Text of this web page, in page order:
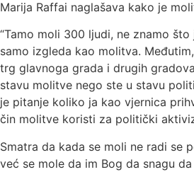
Marija Raffai naglašava kako je
“Tamo moli 300 ljudi, ne znamo
samo izgleda kao molitva.
trg glavnoga grada i drugih
stavu molitve nego ste u stavu
je pitanje koliko ja kao vjernica
čin molitve koristi za politički
Smatra da kada se moli ne radi se
već se mole da im Bog da snagu